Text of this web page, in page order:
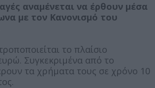
αναμένεται να έρθουν μέσα
με τον Κανονισμό του
το πλαίσιο
Συγκεκριμένα από το
τα χρήματα τους σε χρόνο 10